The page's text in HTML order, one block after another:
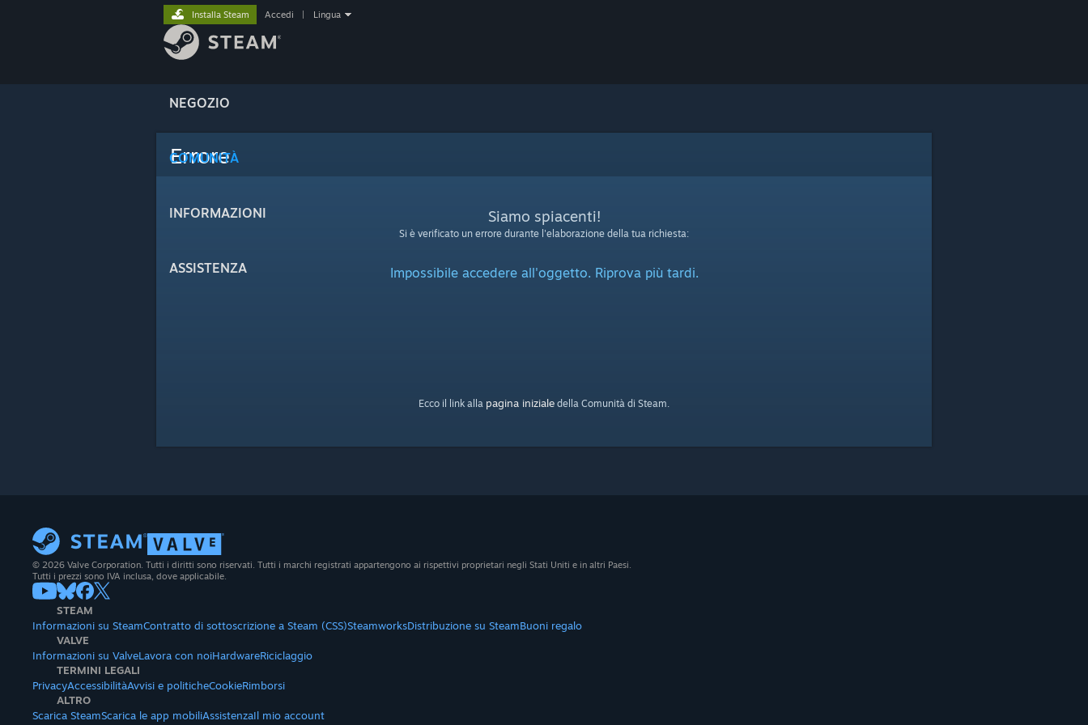
NEGOZIO
COMUNITÀ
INFORMAZIONI
ASSISTENZA
Installa Steam Accedi Lingua
Errore
Siamo spiacenti!
Si è verificato un errore durante l'elaborazione della tua richiesta:
Impossibile accedere all'oggetto. Riprova più tardi.
Ecco il link alla pagina iniziale della Comunità di Steam.
© 2026 Valve Corporation. Tutti i diritti sono riservati. Tutti i marchi registrati appartengono ai rispettivi proprietari negli Stati Uniti e in altri Paesi.
Tutti i prezzi sono IVA inclusa, dove applicabile.
STEAM
Informazioni su SteamContratto di sottoscrizione a Steam (CSS)SteamworksDistribuzione su SteamBuoni regalo
VALVE
Informazioni su ValveLavora con noiHardwareRiciclaggio
TERMINI LEGALI
PrivacyAccessibilitàAvvisi e politicheCookieRimborsi
ALTRO
Scarica SteamScarica le app mobiliAssistenzaIl mio account